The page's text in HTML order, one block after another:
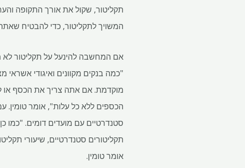
המשויך לתקליטור, כדי להבטיח
אם המחשבה להינעל על תקליטור לא
מוקדמת. אם אתה צריך את הכסף או
הכספים ללא כל עלות", אומר טומין.
תקליטורים סטנדרטיים, שיעורי
אומר טומין.